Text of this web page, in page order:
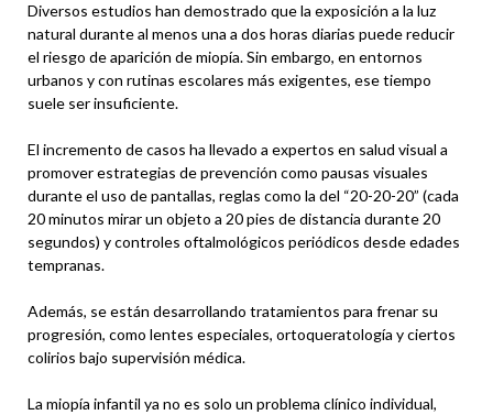
Diversos estudios han demostrado que la exposición a la luz
natural durante al menos una a dos horas diarias puede reducir
el riesgo de aparición de miopía. Sin embargo, en entornos
urbanos y con rutinas escolares más exigentes, ese tiempo
suele ser insuficiente.
El incremento de casos ha llevado a expertos en salud visual a
promover estrategias de prevención como pausas visuales
durante el uso de pantallas, reglas como la del “20-20-20” (cada
20 minutos mirar un objeto a 20 pies de distancia durante 20
segundos) y controles oftalmológicos periódicos desde edades
tempranas.
Además, se están desarrollando tratamientos para frenar su
progresión, como lentes especiales, ortoqueratología y ciertos
colirios bajo supervisión médica.
La miopía infantil ya no es solo un problema clínico individual,